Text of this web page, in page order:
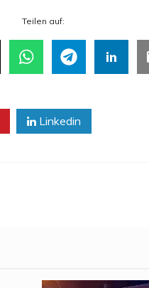
Tei­len auf:
Linkedin